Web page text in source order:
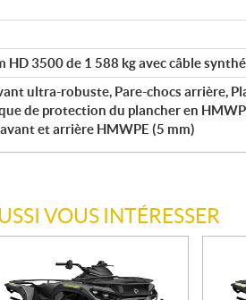
HD 3500 de 1 588 kg avec câble
ultra-robuste, Pare-chocs arrière,
de protection du plancher en
et arrière HMWPE (5 mm)
VOUS INTÉRESSER